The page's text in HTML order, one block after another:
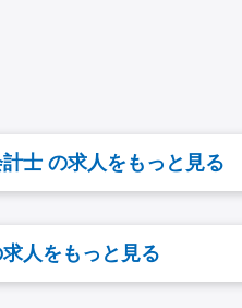
士 の求人をもっと見る
人をもっと見る